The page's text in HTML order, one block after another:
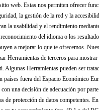
fue Jean-Eric Vergne quien
de DS Automobiles,
puntos tras una carrera llena
Gracias a las
de nuestros dos pilotos,
ocupa el cuarto lugar en la
general, a solo cinco puntos
. Maximilian Günther es
la clasificación de pilotos,
que Jean-Eric es sexto.
web. Estas nos permiten ofrecer
la gestión de la red y la
la usabilidad y el rendimiento
del idioma o los
a mejorar lo que te ofrecemos.
Herramientas de terceros para
Algunas Herramientas pueden ser
países fuera del Espacio Económico
una decisión de adecuación por
de protección de datos competentes.